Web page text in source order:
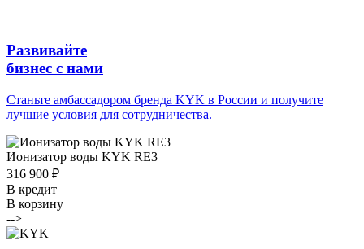
Развивайте
бизнес с нами
Станьте амбассадором бренда KYK в России и получите
лучшие условия для сотрудничества.
Ионизатор воды KYK RE3
316 900 ₽
В кредит
В корзину
-->